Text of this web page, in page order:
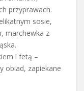
przyprawach.
sosie,
marchewka z
i fetą –
obiad, zapiekane